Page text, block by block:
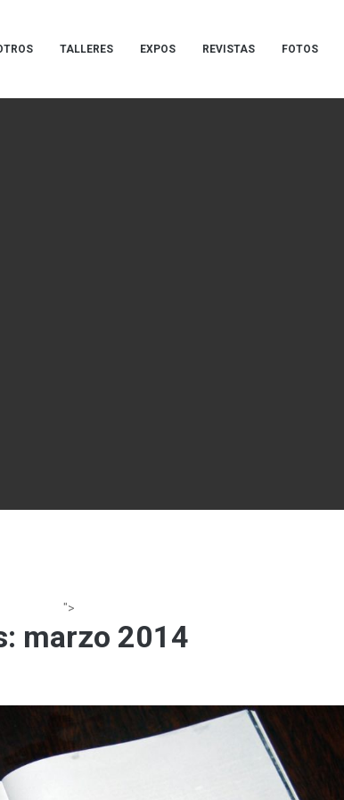
TALLERES EXPOS REVISTAS FOTOS
">
marzo 2014